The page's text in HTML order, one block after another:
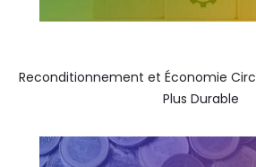
Reconditionnement et Économie
Plus Durable